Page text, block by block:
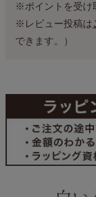
※ポイントを受け
※レビュー投稿は
できます。）